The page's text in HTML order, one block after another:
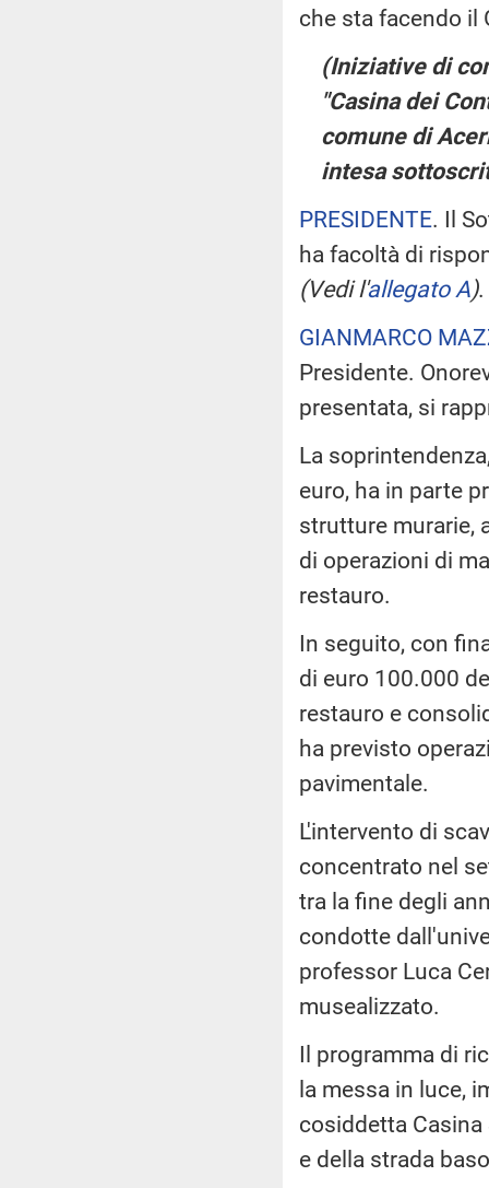
che sta facendo il
(Iniziative di
"Casina dei
comune di
intesa
PRESIDENTE. Il
ha facoltà di
(Vedi l'allegato A).
GIANMARCO
Presidente.
presentata, si
La
euro, ha in parte
strutture murarie,
di operazioni di
restauro.
In seguito, con
di euro 100.000
restauro e
ha previsto
pavimentale.
L'intervento di
concentrato nel
tra la fine degli
condotte
professor Luca
musealizzato.
Il programma di
la messa in luce,
cosiddetta
e della strada